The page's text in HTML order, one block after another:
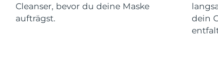
Cleanser, bevor du deine Maske
aufträgst.
dein